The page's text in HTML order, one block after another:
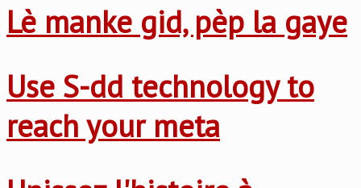
Lè manke gid, pèp la gaye
Use S-dd technology to
reach your meta